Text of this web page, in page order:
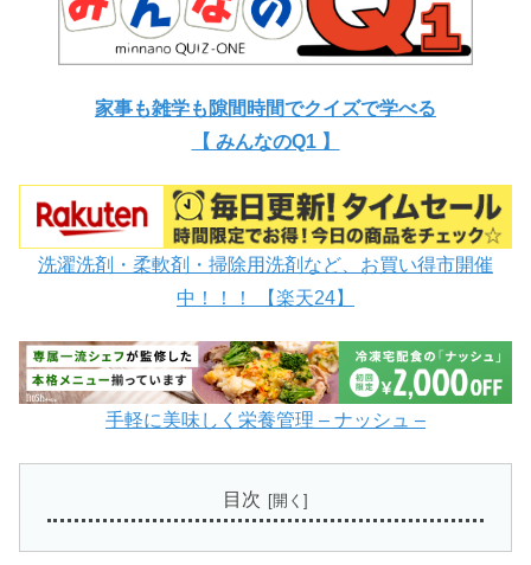
家事も雑学も隙間時間でクイズで学べる
【 みんなのQ1 】
洗濯洗剤・柔軟剤・掃除用洗剤など、お買い得市開催
中！！！ 【楽天24】
手軽に美味しく栄養管理 – ナッシュ –
目次